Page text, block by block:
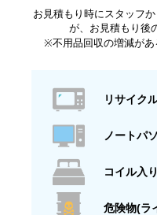
お見積もり時にスタッフ
が、お見積もり後
※不用品回収の増減があ
リサイク
ノートパ
コイル入
危険物(ラ